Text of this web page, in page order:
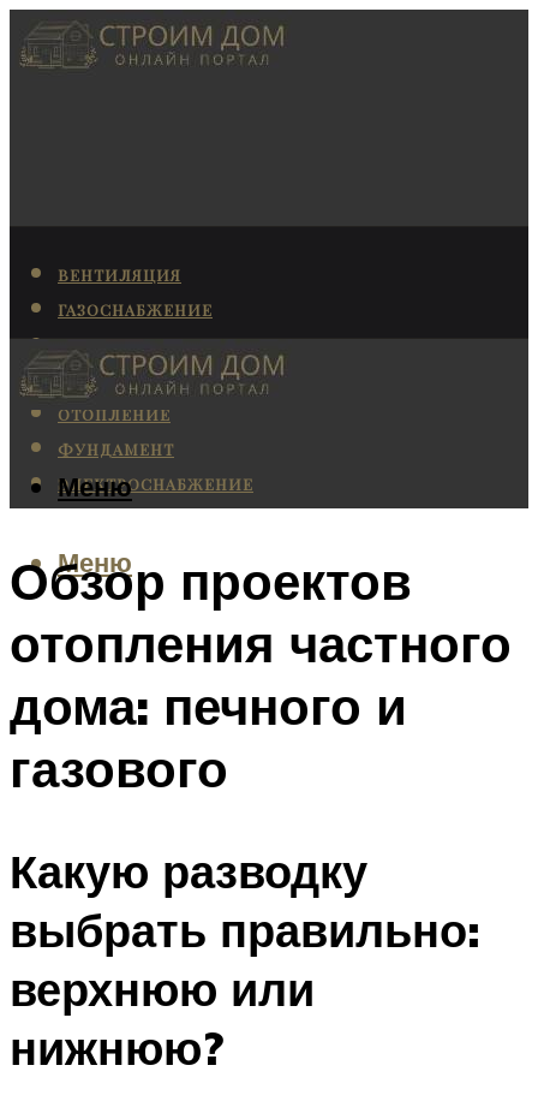
ВЕНТИЛЯЦИЯ
ГАЗОСНАБЖЕНИЕ
КАНАЛИЗАЦИЯ
КОНДИЦИОНИРОВАНИЕ
ОТОПЛЕНИЕ
ФУНДАМЕНТ
ЭЛЕКТРОСНАБЖЕНИЕ
Меню
Меню
Обзор проектов
отопления частного
дома: печного и
газового
Какую разводку
выбрать правильно:
верхнюю или
нижнюю?